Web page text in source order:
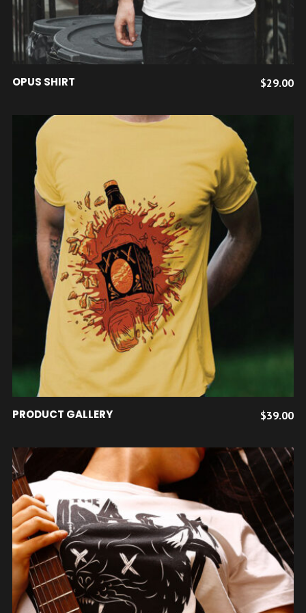
du
produit
OPUS SHIRT $29.00
AJOUTER AU PANIER
PRODUCT GALLERY $39.00